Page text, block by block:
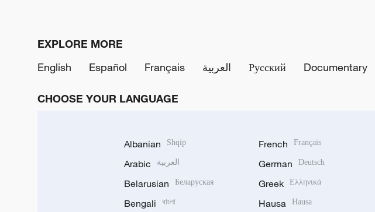
EXPLORE MORE
English
Español Français العربية Русский Documentary
CHOOSE YOUR LANGUAGE
Albanian Shqip
Arabic العربية
Belarusian Беларуская
Bengali বাংলা
French Français
German Deutsch
Greek Ελληνικά
Hausa Hausa